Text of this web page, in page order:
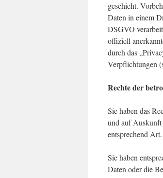
geschieht.
Daten in einem
DSGVO
offiziell
durch das
Verpflichtungen
Rechte der
Sie haben das
und auf Auskunft
entsprechend
Sie haben
Daten oder die